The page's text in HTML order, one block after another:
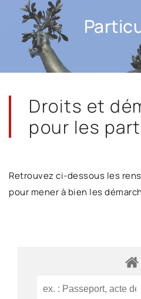
Droits et
pour les
Retrouvez ci-dessous les
pour mener à bien les